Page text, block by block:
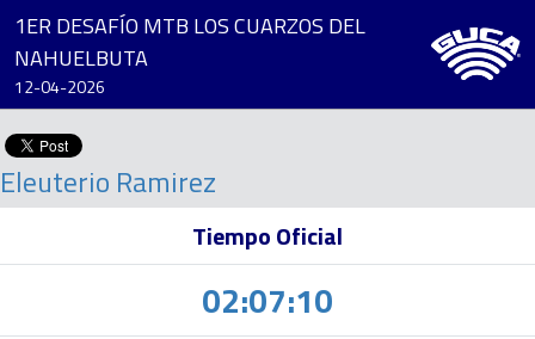
1ER DESAFÍO MTB LOS CUARZOS DEL
NAHUELBUTA
12-04-2026
Eleuterio Ramirez
Tiempo Oficial
02:07:10